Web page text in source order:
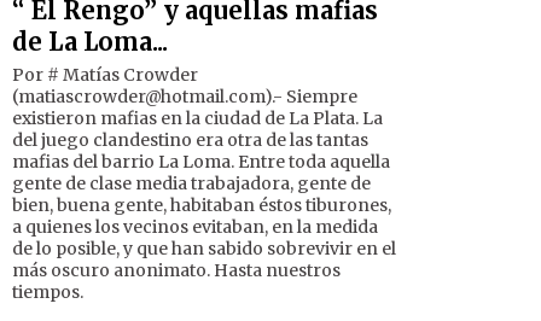
“ El Rengo” y aquellas mafias
de La Loma...
Por # Matías Crowder
(matiascrowder@hotmail.com).- Siempre
existieron mafias en la ciudad de La Plata. La
del juego clandestino era otra de las tantas
mafias del barrio La Loma. Entre toda aquella
gente de clase media trabajadora, gente de
bien, buena gente, habitaban éstos tiburones,
a quienes los vecinos evitaban, en la medida
de lo posible, y que han sabido sobrevivir en el
más oscuro anonimato. Hasta nuestros
tiempos.